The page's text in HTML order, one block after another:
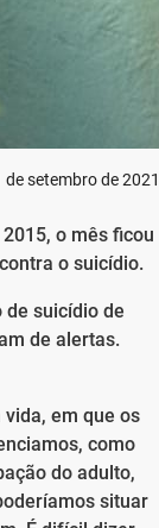
de setembro de 2021
o mês ficou
o suicídio.
de suicídio de
de alertas.
em que os
como
do adulto,
situar